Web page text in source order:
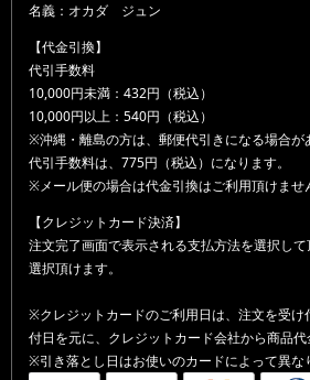
名義：オカダ ジュン
【代金引換】
代引手数料
10,000円未満：432円（税込）
10,000円以上：540円（税込）
※沖縄・離島の方は、郵便代引きになる場合が
代引手数料は、775円（税込）になります。
※メール便の場合は代金引換はご利用頂けませ
【クレジットカード決済】
注文完了画面で表示される支払方法を選択し
選択頂けます。
※クレジットカードのご利用日は、注文を受け
付日を元に、クレジットカード会社から商品代
※引き落とし日はお使いのカードによって異な